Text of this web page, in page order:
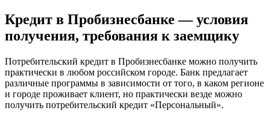
Кредит в Пробизнесбанке — условия
получения, требования к заемщику
Потребительский кредит в Пробизнесбанке можно получить
практически в любом российском городе. Банк предлагает
различные программы в зависимости от того, в каком регионе
и городе проживает клиент, но практически везде можно
получить потребительский кредит «Персональный».